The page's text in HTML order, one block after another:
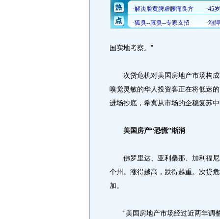
国实地考察。”
次贷危机对美国房地产市场构成
嗅觉灵敏的华人投资客正在将低迷
进场抄底，希冀从市场的企稳复苏
美国房产“恐慌”渐消
佛罗里达、亚利桑那、加利福尼
个州。涨得越高，跌得越重。次贷
加。
“美国房地产市场经过近两年调